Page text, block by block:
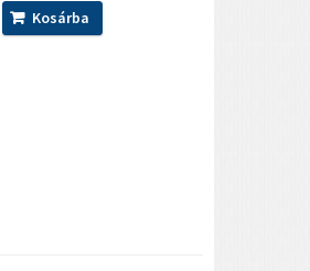
Kosárba